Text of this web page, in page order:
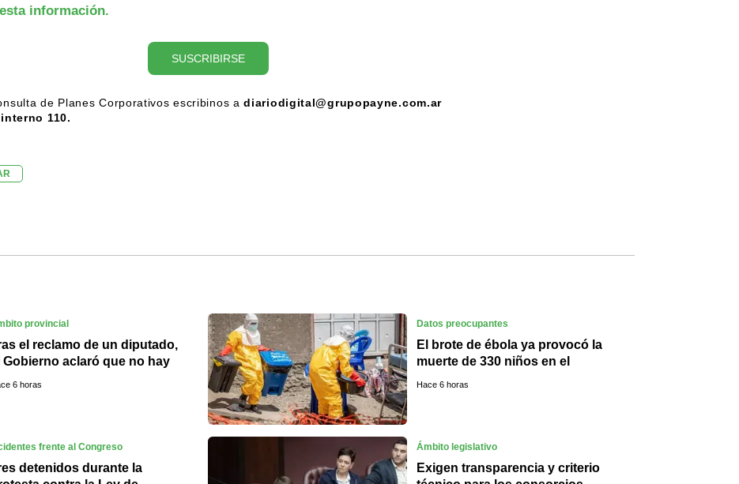
información.
SUSCRIBIRSE
de Planes Corporativos escribinos adiariodigital@grupopayne.com.ar
110.
provincial
el reclamo de un diputado,
Gobierno aclaró que no hay
6 horas
Datos preocupantes
El brote de ébola ya provocó la
muerte de 330 niños en el
Hace 6 horas
frente al Congreso
detenidos durante la
Ámbito legislativo
Exigen transparencia y criterio